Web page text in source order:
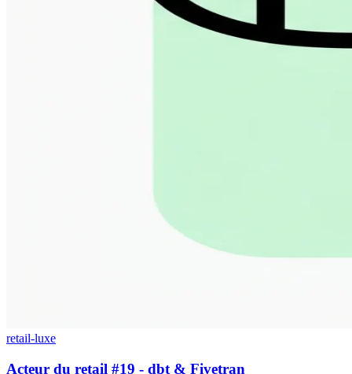
retail-luxe
Acteur du retail #19 - dbt & Fivetran